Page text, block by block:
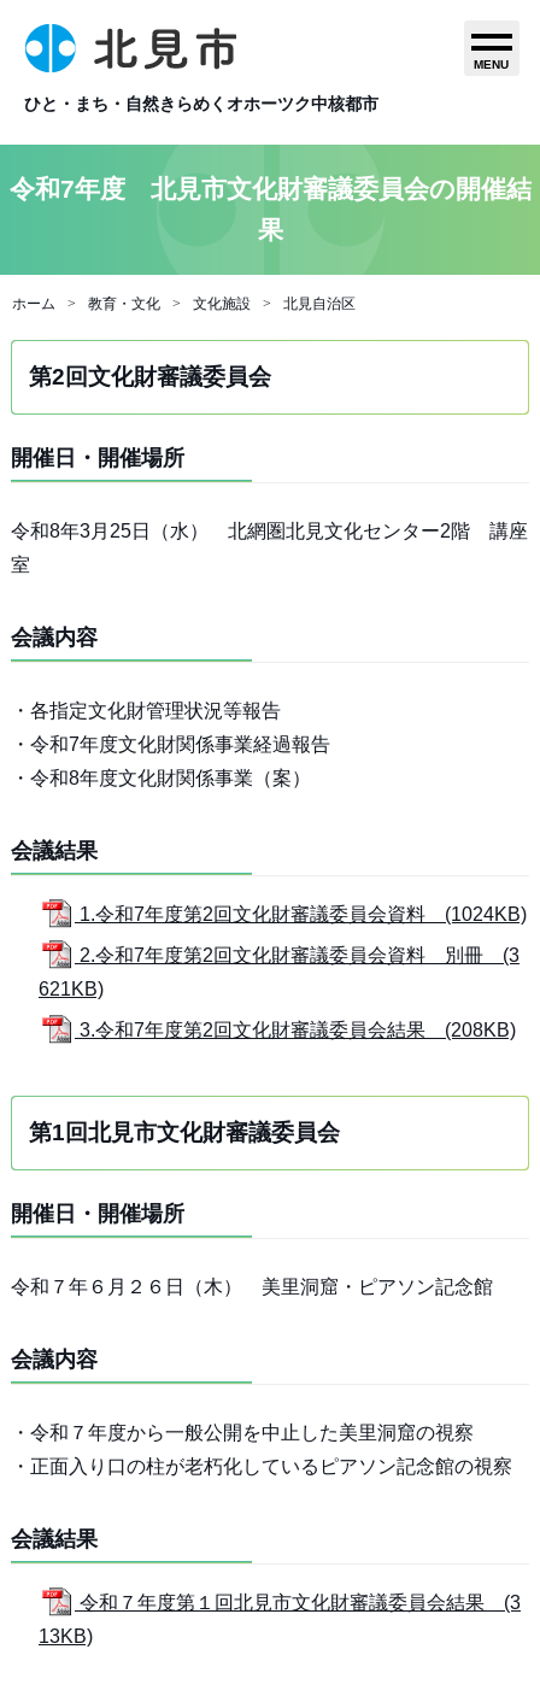
ひと・まち・自然きらめくオホーツク中核都市
MENU
令和7年度 北見市文化財審議委員会の開催結
果
ホーム 教育・文化 文化施設 北見自治区
第2回文化財審議委員会
開催日・開催場所
令和8年3月25日（水） 北網圏北見文化センター2階 講座
室
会議内容
・各指定文化財管理状況等報告
・令和7年度文化財関係事業経過報告
・令和8年度文化財関係事業（案）
会議結果
1.令和7年度第2回文化財審議委員会資料 (1024KB)
2.令和7年度第2回文化財審議委員会資料 別冊 (3
621KB)
3.令和7年度第2回文化財審議委員会結果 (208KB)
第1回北見市文化財審議委員会
開催日・開催場所
令和７年６月２６日（木） 美里洞窟・ピアソン記念館
会議内容
・令和７年度から一般公開を中止した美里洞窟の視察
・正面入り口の柱が老朽化しているピアソン記念館の視察
会議結果
令和７年度第１回北見市文化財審議委員会結果 (3
13KB)